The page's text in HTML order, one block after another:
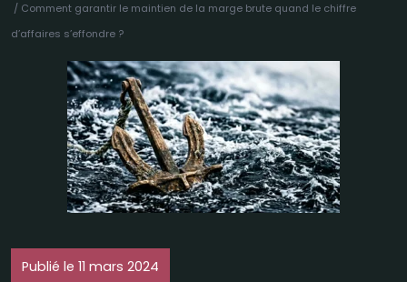
/ Comment garantir le maintien de la marge brute quand le chiffre
d’affaires s’effondre ?
Publié le 11 mars 2024